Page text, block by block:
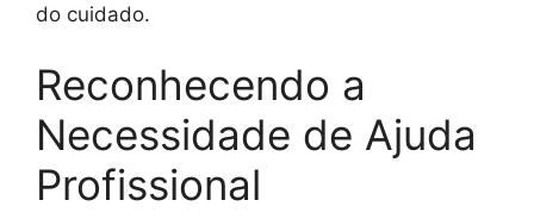
do cuidado.
Reconhecendo a
Necessidade de Ajuda
Profissional